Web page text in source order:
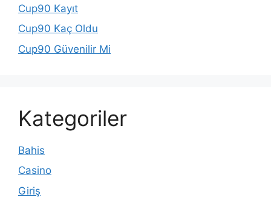
Cup90 Kayıt
Cup90 Kaç Oldu
Cup90 Güvenilir Mi
Kategoriler
Bahis
Casino
Giriş